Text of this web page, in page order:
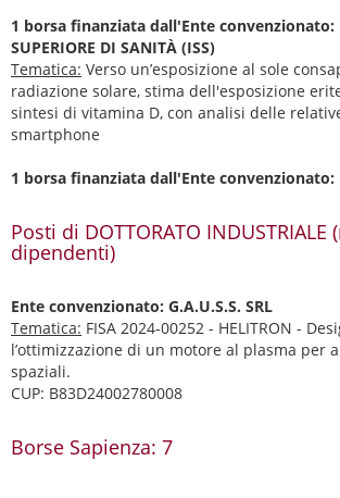
1 borsa finanziata dall'Ente convenzionato:
SUPERIORE DI SANITÀ (ISS)
Tematica: Verso un’esposizione al sole
radiazione solare, stima dell'esposizione
sintesi di vitamina D, con analisi delle
smartphone
1 borsa finanziata dall'Ente convenzionato:
Posti di DOTTORATO INDUSTRIALE
dipendenti)
Ente convenzionato: G.A.U.S.S. SRL
Tematica: FISA 2024-00252 - HELITRON -
l’ottimizzazione di un motore al plasma per
spaziali.
CUP: B83D24002780008
Borse Sapienza: 7